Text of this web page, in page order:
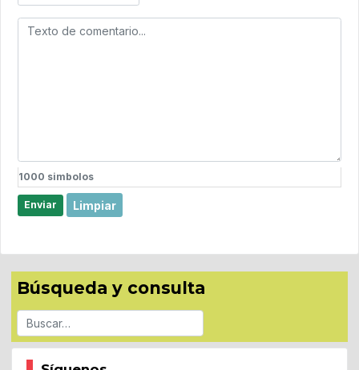
1000 simbolos
Enviar Limpiar
Búsqueda y consulta
Buscar